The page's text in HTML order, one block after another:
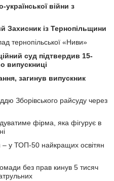
війни з
Захисник із Тернопільщини
тернопільської «Ниви»
суд підтвердив 15-
випускниці
загинув випускник
Зборівського райсуду через
фірма, яка фігурує в
– у ТОП-50 найкращих освітян
без прав кинув 5 тисяч